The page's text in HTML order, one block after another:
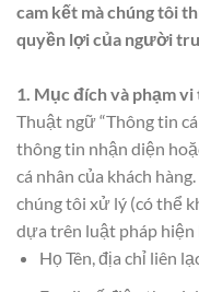
cam kết mà chúng tôi
quyền lợi của người
1. Mục đích và phạm
Thuật ngữ “Thông tin
thông tin nhận diện
cá nhân của khách
chúng tôi xử lý (có thể
dựa trên luật pháp hiện
Họ Tên, địa chỉ liên